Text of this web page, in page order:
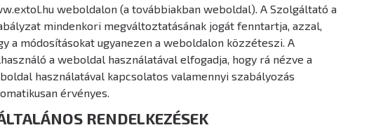
weboldalon (a továbbiakban weboldal). A Szolgáltató a
mindenkori megváltoztatásának jogát fenntartja, azzal,
a módosításokat ugyanezen a weboldalon közzéteszi. A
a weboldal használatával elfogadja, hogy rá nézve a
használatával kapcsolatos valamennyi szabályozás
érvényes.
RENDELKEZÉSEK